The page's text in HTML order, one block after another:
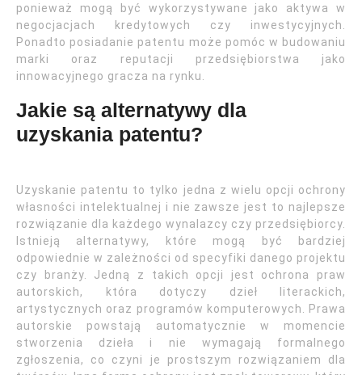
ponieważ mogą być wykorzystywane jako aktywa w
negocjacjach kredytowych czy inwestycyjnych.
Ponadto posiadanie patentu może pomóc w budowaniu
marki oraz reputacji przedsiębiorstwa jako
innowacyjnego gracza na rynku.
Jakie są alternatywy dla
uzyskania patentu?
Uzyskanie patentu to tylko jedna z wielu opcji ochrony
własności intelektualnej i nie zawsze jest to najlepsze
rozwiązanie dla każdego wynalazcy czy przedsiębiorcy.
Istnieją alternatywy, które mogą być bardziej
odpowiednie w zależności od specyfiki danego projektu
czy branży. Jedną z takich opcji jest ochrona praw
autorskich, która dotyczy dzieł literackich,
artystycznych oraz programów komputerowych. Prawa
autorskie powstają automatycznie w momencie
stworzenia dzieła i nie wymagają formalnego
zgłoszenia, co czyni je prostszym rozwiązaniem dla